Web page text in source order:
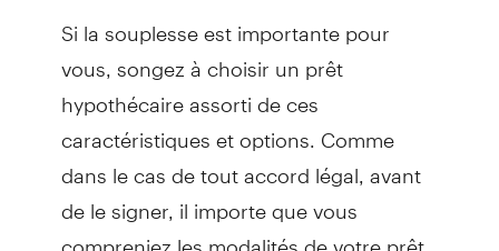
Si la souplesse est importante pour
vous, songez à choisir un prêt
hypothécaire assorti de ces
caractéristiques et options. Comme
dans le cas de tout accord légal, avant
de le signer, il importe que vous
compreniez les modalités de votre prêt